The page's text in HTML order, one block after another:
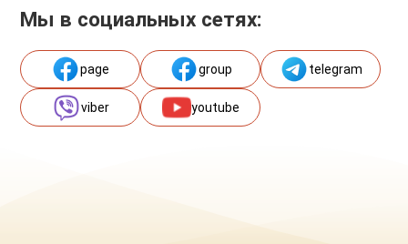
Мы в социальных сетях:
page group telegram
viber youtube